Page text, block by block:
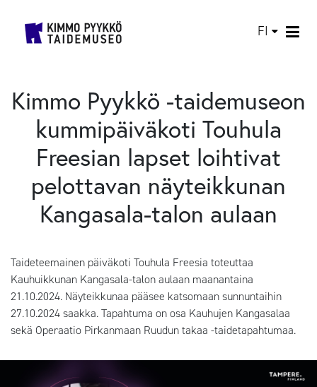
FI
Kimmo Pyykkö -taidemuseon
kummipäiväkoti Touhula
Freesian lapset loihtivat
pelottavan näyteikkunan
Kangasala-talon aulaan
Taideteemainen päiväkoti Touhula Freesia toteuttaa
Kauhuikkunan Kangasala-talon aulaan maanantaina
21.10.2024. Näyteikkunaa pääsee katsomaan sunnuntaihin
27.10.2024 saakka. Tapahtuma on osa Kauhujen Kangasalaa
sekä Operaatio Pirkanmaan Ruudun takaa -taidetapahtumaa.